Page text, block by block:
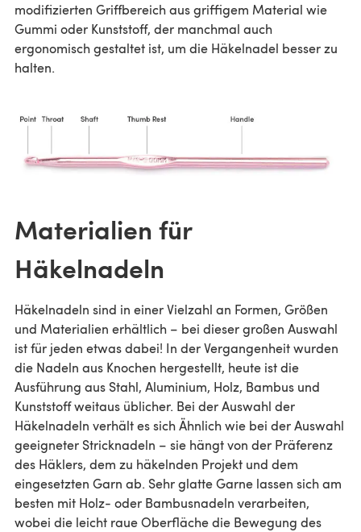
modifizierten Griffbereich aus griffigem Material wie
Gummi oder Kunststoff, der manchmal auch
ergonomisch gestaltet ist, um die Häkelnadel besser zu
halten.
Materialien für
Häkelnadeln
Häkelnadeln sind in einer Vielzahl an Formen, Größen
und Materialien erhältlich – bei dieser großen Auswahl
ist für jeden etwas dabei! In der Vergangenheit wurden
die Nadeln aus Knochen hergestellt, heute ist die
Ausführung aus Stahl, Aluminium, Holz, Bambus und
Kunststoff weitaus üblicher. Bei der Auswahl der
Häkelnadeln verhält es sich Ähnlich wie bei der Auswahl
geeigneter Stricknadeln – sie hängt von der Präferenz
des Häklers, dem zu häkelnden Projekt und dem
eingesetzten Garn ab. Sehr glatte Garne lassen sich am
besten mit Holz- oder Bambusnadeln verarbeiten,
wobei die leicht raue Oberfläche die Bewegung des